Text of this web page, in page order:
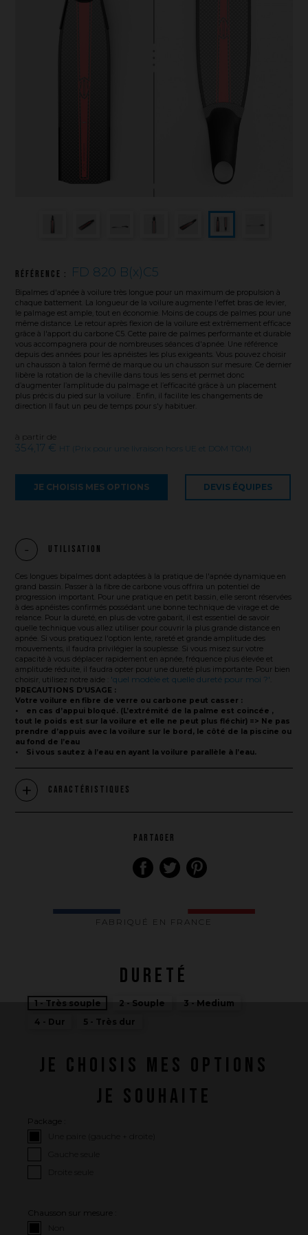
Textile - Casquettes et bonnets
Ce que nous vous apportons
Une histoire d'innovations - Saison 1 : Genesis
Référence : FD 820 B(x)C5
Bipalmes d'apnée à voilure très longue pour un maximum de propulsion à
chaque battement. La longueur de la voilure augmente l'effet bras de levier,
le palmage est ample, tout en économie. Moins de coups de palmes pour une
même distance. Le retour après flexion de la voilure est extrêmement efficace
grâce à l'apport du carbone C5. Cette paire de palmes performante et durable
vous accompagnera pour de nombreuses séances d'apnée. Une référence
depuis des années pour les apnéistes les plus exigeants. Vous pouvez choisir
un chausson à talon fermé de marque ou un chausson sur mesure. Ce dernier
libère la rotation de la cheville dans tous les sens et permet donc
d’augmenter l’amplitude du palmage et l’efficacité grâce à un placement
plus précis du pied sur la voilure . Enfin, il facilite les changements de
direction Il faut un peu de temps pour s'y habituer.
à partir de
354,17 € HT (Prix pour une livraison hors UE et DOM TOM)
JE CHOISIS MES OPTIONS DEVIS ÉQUIPES
Utilisation
Ces longues bipalmes dont adaptées à la pratique de l'apnée dynamique en
grand bassin. Passer à la fibre de carbone vous offrira un potentiel de
progression important. Pour une pratique en petit bassin, elle seront réservées
à des apnéistes confirmés possédant une bonne technique de virage et de
relance. Pour la dureté, en plus de votre gabarit, il est essentiel de savoir
quelle technique vous allez utiliser pour couvrir la plus grande distance en
apnée. Si vous pratiquez l'option lente, rareté et grande amplitude des
mouvements, il faudra privilégier la souplesse. Si vous misez sur votre
capacité à vous déplacer rapidement en apnée, fréquence plus élevée et
amplitude réduite, il faudra opter pour une dureté plus importante. Pour bien
choisir, utilisez notre aide : 'quel modèle et quelle dureté pour moi ?'
PRECAUTIONS D’USAGE :
Votre voilure en fibre de verre ou carbone peut casser :
• en cas d’appui bloqué. (L’extrémité de la palme est coincée ,
tout le poids est sur la voilure et elle ne peut plus fléchir) => Ne pas
prendre d’appuis avec la voilure sur le bord, le côté de la piscine ou
au fond de l’eau
• Si vous sautez à l’eau en ayant la voilure parallèle à l’eau.
Caractéristiques
PARTAGER
FABRIQUÉ EN FRANCE
JE CHOISIS MES OPTIONS
JE SOUHAITE
Package :
Une paire (gauche + droite)
Droite seule
Chausson sur mesure :
DURETÉ
1 - Très souple 2 - Souple
3 - Medium
4 - Dur
5 - Très dur